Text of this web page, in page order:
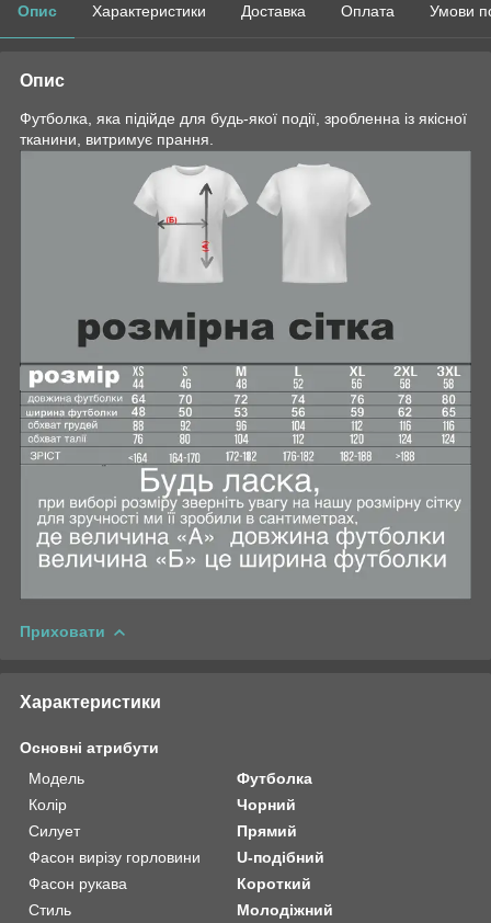
Опис Характеристики Доставка Оплата Умови
Опис
Футболка, яка підійде для будь-якої події, зробленна із якісної
тканини, витримує прання.
Приховати
Характеристики
Основні атрибути
Модель
Футболка
Колір
Чорний
Силует
Прямий
Фасон вирізу горловини
U-подібний
Фасон рукава
Короткий
Стиль
Молодіжний